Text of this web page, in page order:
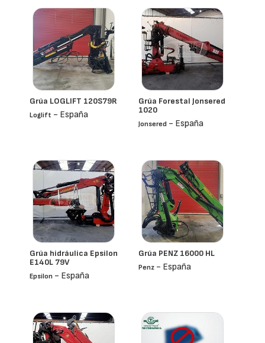
Grúa LOGLIFT 120S79R
Loglift - España
Grúa Forestal Jonsered
1020
Jonsered - España
Grúa hidráulica Epsilon
E140L 79V
Epsilon - España
Grúa PENZ 16000 HL
Penz - España